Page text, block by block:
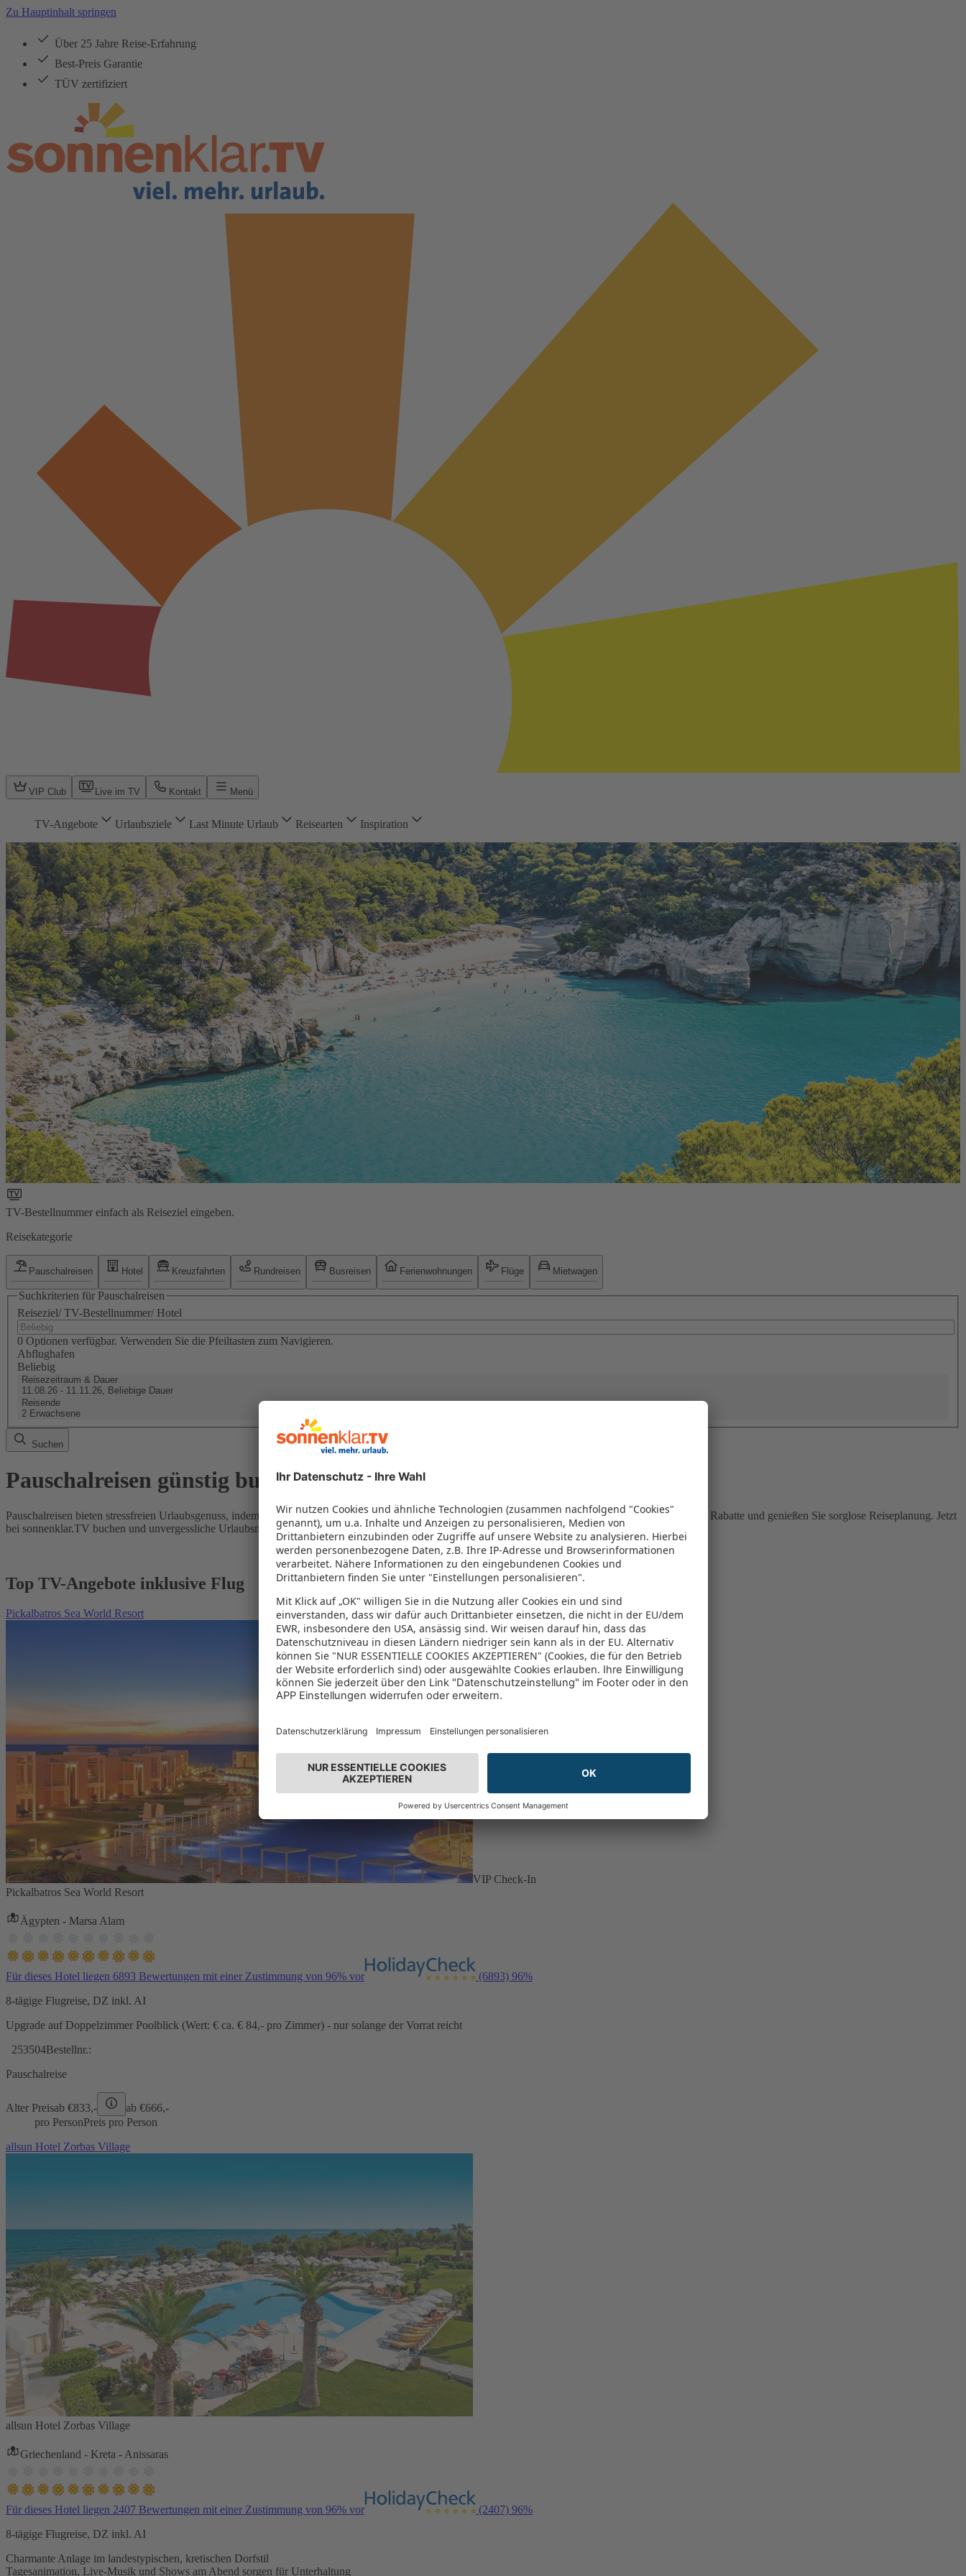
Zu Hauptinhalt springen
Über 25 Jahre Reise-Erfahrung
Best-Preis Garantie
TÜV zertifiziert
VIP Club Live im TV Kontakt Menü
TV-Angebote Urlaubsziele Last Minute Urlaub Reisearten Inspiration
TV-Bestellnummer einfach als Reiseziel eingeben.
Reisekategorie
Pauschalreisen Hotel Kreuzfahrten Rundreisen Busreisen Ferienwohnungen Flüge Mietwagen
Suchkriterien für Pauschalreisen
Reiseziel/ TV-Bestellnummer/ Hotel
0 Optionen verfügbar. Verwenden Sie die Pfeiltasten zum Navigieren.
Abflughafen
Beliebig
Reisezeitraum & Dauer
11.08.26 - 11.11.26, Beliebige Dauer
Reisende
2 Erwachsene
Suchen
Pauschalreisen günstig buchen
Pauschalreisen bieten stressfreien Urlaubsgenuss, indem Flug und Hotel in einem Paket kombiniert werden – das spart Zeit und Geld. Nutzen Sie attraktive Rabatte und genießen Sie sorglose Reiseplanung. Jetzt
bei sonnenklar.TV buchen und unvergessliche Urlaubsmomente erleben!
Top TV-Angebote inklusive Flug
Pickalbatros Sea World Resort
VIP Check-In
Pickalbatros Sea World Resort
Ägypten - Marsa Alam
Für dieses Hotel liegen 6893 Bewertungen mit einer Zustimmung von 96% vor (6893) 96%
8-tägige Flugreise, DZ inkl. AI
Upgrade auf Doppelzimmer Poolblick (Wert: € ca. € 84,- pro Zimmer) - nur solange der Vorrat reicht
253504Bestellnr.:
Pauschalreise
Alter Preisab €833,- ab €666,-
pro PersonPreis pro Person
allsun Hotel Zorbas Village
allsun Hotel Zorbas Village
Griechenland - Kreta - Anissaras
Für dieses Hotel liegen 2407 Bewertungen mit einer Zustimmung von 96% vor (2407) 96%
8-tägige Flugreise, DZ inkl. AI
Charmante Anlage im landestypischen, kretischen Dorfstil
Tagesanimation, Live-Musik und Shows am Abend sorgen für Unterhaltung